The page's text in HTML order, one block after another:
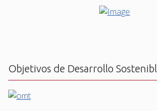
Objetivos de Desarrollo